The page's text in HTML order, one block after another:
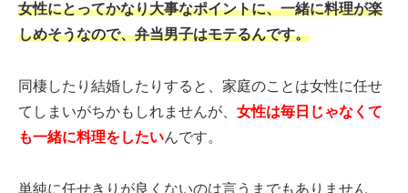
女性にとってかなり大事なポイントに、一緒に料理が楽
しめそうなので、弁当男子はモテるんです。
同棲したり結婚したりすると、家庭のことは女性に任せ
てしまいがちかもしれませんが、 女性は毎日じゃなくて
も一緒に料理をしたいんです。
単純に任せきりが良くないのは言うまでもありません